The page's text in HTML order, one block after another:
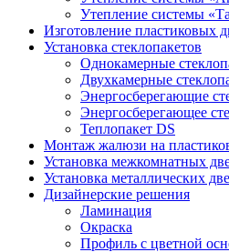
Утепление системы
Изготовление пластиковых
Установка стеклопакетов
Однокамерные
Двухкамерные
Энергосберегающие
Энергосберегающее
Теплопакет DS
Монтаж жалюзи на
Установка межкомнатных
Установка металлических
Дизайнерские решения
Ламинация
Окраска
Профиль с цветной